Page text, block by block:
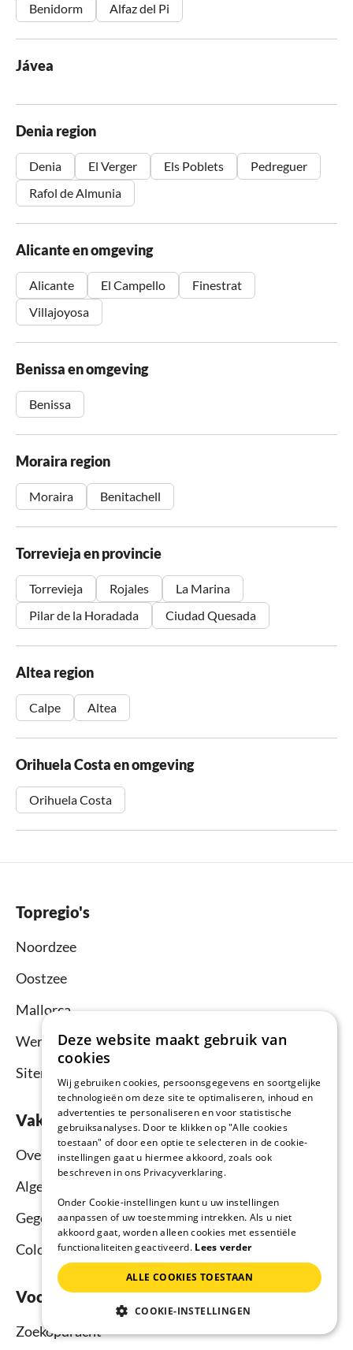
Benidorm Alfaz del Pi
Jávea
Denia region
Denia El Verger Els Poblets
Pedreguer
Rafol de Almunia
Alicante en omgeving
Alicante El Campello
Finestrat
Villajoyosa
Benissa en omgeving
Benissa
Moraira region
Moraira Benitachell
Torrevieja en provincie
Torrevieja Rojales
La Marina
Pilar de la Horadada
Ciudad Quesada
Altea region
Calpe Altea
Orihuela Costa en omgeving
Orihuela Costa
Topregio's
Noordzee
Oostzee
Mallorca
Wereldwijd
Sitemap
Vakantiehuisnu.nl
Over ons
Algemene voorwaarden
Gegevensbescherming
Colofon
Voor vakantiegasten
Zoekopdracht
Deze website maakt gebruik van
cookies
Wij gebruiken cookies, persoonsgegevens en soortgelijke
technologieën om deze site te optimaliseren, inhoud en
advertenties te personaliseren en voor statistische
gebruiksanalyses. Door te klikken op "Alle cookies
toestaan" of door een optie te selecteren in de cookie-
instellingen gaat u hiermee akkoord, zoals ook
beschreven in ons Privacyverklaring.
Onder Cookie-instellingen kunt u uw instellingen
aanpassen of uw toestemming intrekken. Als u niet
akkoord gaat, worden alleen cookies met essentiële
functionaliteiten geactiveerd. Lees verder
ALLE COOKIES TOESTAAN
COOKIE-INSTELLINGEN